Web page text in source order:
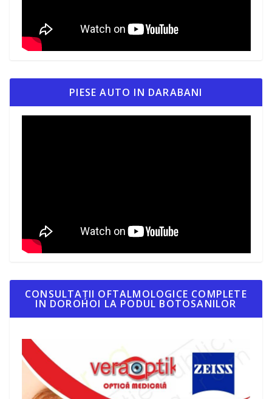
PIESE AUTO IN DARABANI
CONSULTAȚII OFTALMOLOGICE COMPLETE
IN DOROHOI LA PODUL BOTOSANILOR